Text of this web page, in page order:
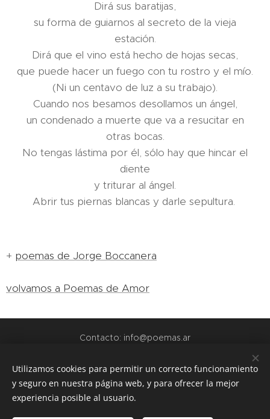
Dirá sus baratijas,
su forma de guiarnos al secreto de la vieja
estación.
Dirá que el vino está hecho de hojas secas,
que puede hacer un fuego con tu rostro y el mío.
(Ni un centavo de luz a su trabajo).
Cuando nos besamos desollamos un ángel,
un condenado a muerte que va a resucitar en
otras bocas.
No tengas lástima por él, sólo hay que hincar el
diente
y triturar al ángel.
Abrir tus piernas blancas y darle sepultura.
+ poemas de Jorge Boccanera
volvamos a Poemas de Amor
Contacto: info@poemas.ar
webs amigas:
www.teamo.ar
Utilizamos cookies para permitir un correcto funcionamiento
y seguro en nuestra página web, y para ofrecer la mejor
experiencia posible al usuario.